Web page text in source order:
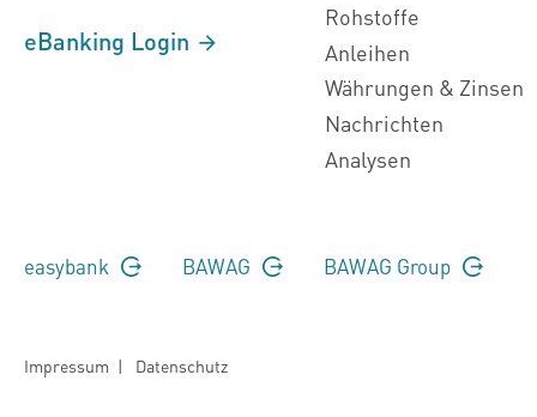
eBanking Login
Rohstoffe
Anleihen
Währungen & Zinsen
Nachrichten
Analysen
easybank BAWAG BAWAG Group
Impressum | Datenschutz